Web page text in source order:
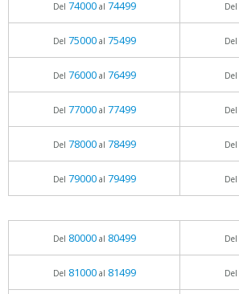
Del 74000al 74499 Del
Del 75000al 75499 Del
Del 76000al 76499 Del
Del 77000al 77499 Del
Del 78000al 78499 Del
Del 79000al 79499 Del
Del 80000al 80499 Del
Del 81000al 81499 Del